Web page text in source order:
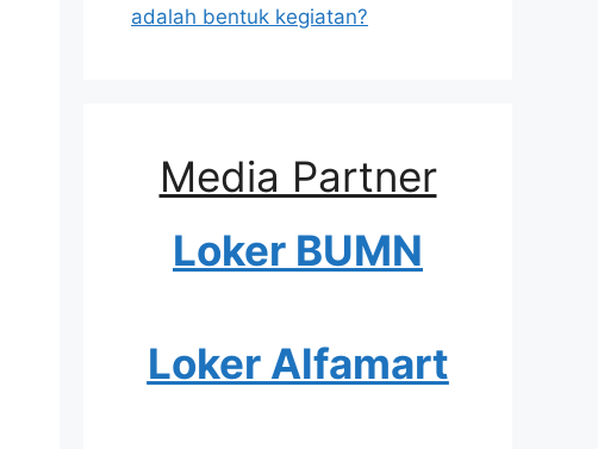
adalah bentuk kegiatan?
Media Partner
Loker BUMN
Loker Alfamart